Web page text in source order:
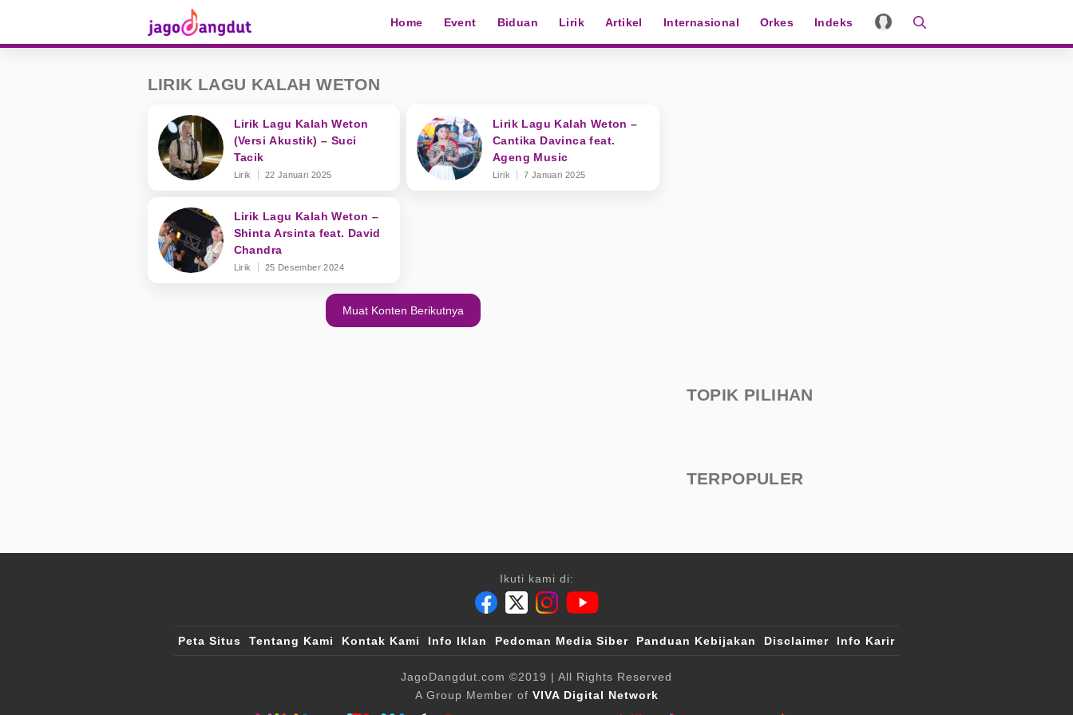
Home Event Biduan Lirik Artikel Internasional Orkes Indeks
LIRIK LAGU KALAH WETON
Lirik Lagu Kalah Weton
(Versi Akustik) – Suci
Tacik
Lirik 22 Januari 2025
Lirik Lagu Kalah Weton –
Cantika Davinca feat.
Ageng Music
Lirik 7 Januari 2025
Lirik Lagu Kalah Weton –
Shinta Arsinta feat. David
Chandra
Lirik 25 Desember 2024
Muat Konten Berikutnya
TOPIK PILIHAN
TERPOPULER
Ikuti kami di:
Peta Situs Tentang Kami Kontak Kami Info Iklan Pedoman Media Siber Panduan Kebijakan Disclaimer Info Karir
JagoDangdut.com ©2019 | All Rights Reserved
A Group Member of VIVA Digital Network